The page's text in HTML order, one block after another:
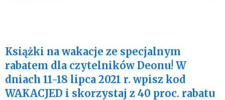
Książki na wakacje ze specjalnym
rabatem dla czytelników Deonu! W
dniach 11-18 lipca 2021 r. wpisz kod
WAKACJED i skorzystaj z 40 proc. rabatu